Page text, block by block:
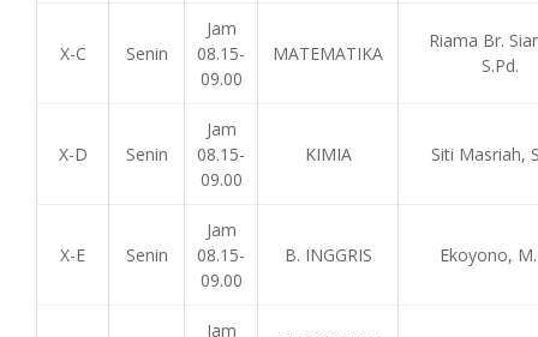
X-C Senin
Jam
08.15-
09.00
MATEMATIKA
Riama Br.
S.Pd.
X-D Senin
Jam
08.15-
09.00
KIMIA Siti Masriah,
X-E Senin
Jam
08.15-
09.00
B. INGGRIS Ekoyono,
Jam